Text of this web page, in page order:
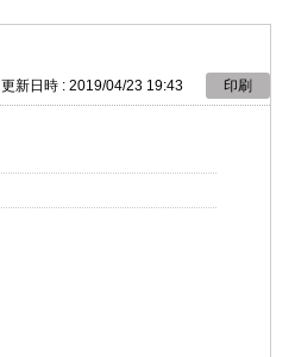
更新日時 : 2019/04/23 19:43 印刷